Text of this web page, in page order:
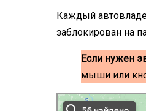
Каждый
заблокирован на
Если нужен
мыши или
эвакуаторы на карте
Волоколамск